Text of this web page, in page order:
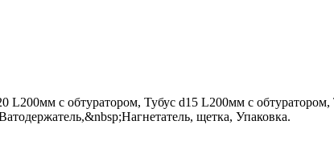
L200мм с обтуратором, Тубус d15 L200мм с
щетка, Упаковка.